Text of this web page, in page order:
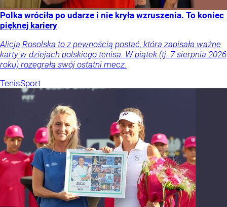
Polka wróciła po udarze i nie kryła wzruszenia. To koniec
pięknej kariery
Alicja Rosolska to z pewnością postać, która zapisała ważne
karty w dziejach polskiego tenisa. W piątek (tj. 7 sierpnia 2026
roku) rozegrała swój ostatni mecz.
TenisSport